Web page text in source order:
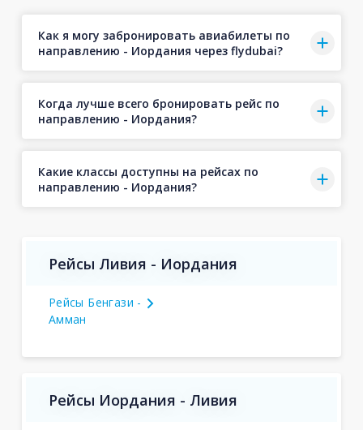
Как я могу забронировать авиабилеты по
направлению - Иордания через flydubai?
Когда лучше всего бронировать рейс по
направлению - Иордания?
Какие классы доступны на рейсах по
направлению - Иордания?
Рейсы Ливия - Иордания
Рейсы Бенгази -
Амман
Рейсы Иордания - Ливия